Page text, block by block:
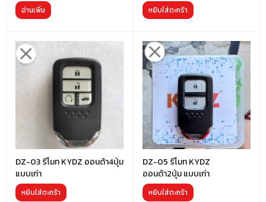
อ่านเพิ่ม หยิบใส่ตะกร้า
DZ-03 รีโมท KYDZ ออนด้า4ปุ่ม
แบบเก่า
หยิบใส่ตะกร้า
DZ-05 รีโมท KYDZ
ออนด้า2ปุ่ม แบบเก่า
หยิบใส่ตะกร้า